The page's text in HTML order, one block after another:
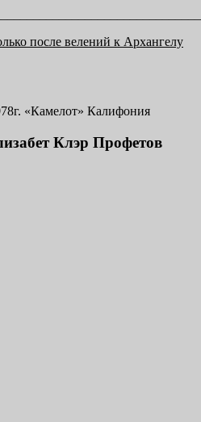
после велений к Архангелу
«Камелот» Калифония
Клэр Профетов